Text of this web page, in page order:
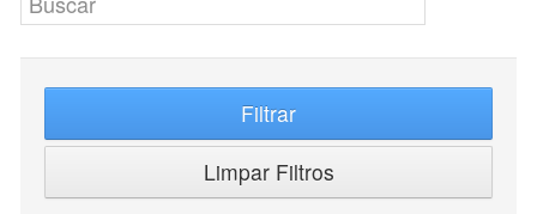
Filtrar
Limpar Filtros